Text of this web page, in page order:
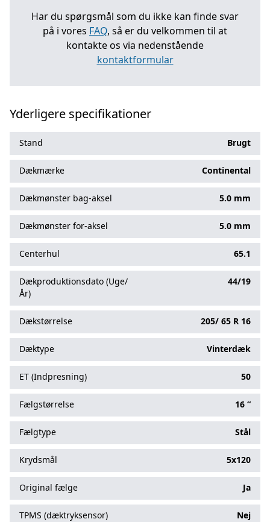
Har du spørgsmål som du ikke kan finde svar
på i vores FAQ, så er du velkommen til at
kontakte os via nedenstående
kontaktformular
Yderligere specifikationer
Stand Brugt
Dækmærke Continental
Dækmønster bag-aksel 5.0 mm
Dækmønster for-aksel 5.0 mm
Centerhul 65.1
Dækproduktionsdato (Uge/
År)
44/19
Dækstørrelse 205/ 65 R 16
Dæktype Vinterdæk
ET (Indpresning) 50
Fælgstørrelse 16 “
Fælgtype Stål
Krydsmål 5x120
Original fælge Ja
TPMS (dæktryksensor) Nej